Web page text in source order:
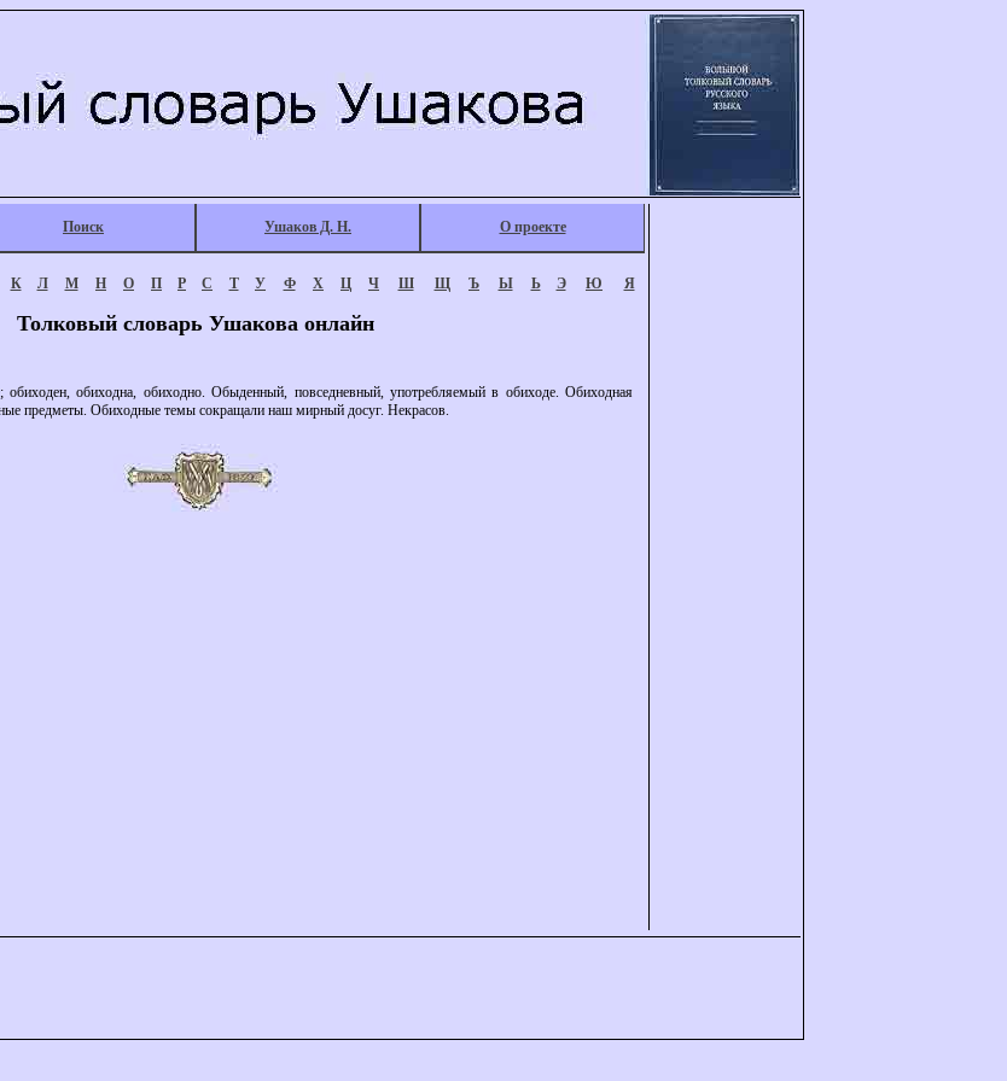
Поиск Ушаков Д. Н. О проекте
К Л М Н О П Р С Т У Ф Х Ц Ч Ш Щ Ъ Ы Ь Э Ю Я
Толковый словарь Ушакова онлайн
обиходна, обиходно. Обыденный, повседневный, употребляемый в обиходе. Обиходная
предметы. Обиходные темы сокращали наш мирный досуг. Некрасов.